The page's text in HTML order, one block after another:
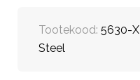
Tootekood: 5630-X
Steel